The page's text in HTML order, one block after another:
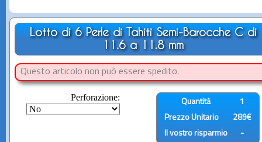
Lotto di 6 Perle di Tahiti Semi-Barocche C di
11.6 a 11.8 mm
Questo articolo non può essere spedito.
Perforazione: Quantità
1
Prezzo Unitario
289€
Il vostro risparmio
-